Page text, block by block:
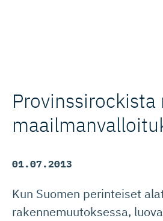
01.07.2013
Kun Suomen perinteiset
rakennemuutoksessa,